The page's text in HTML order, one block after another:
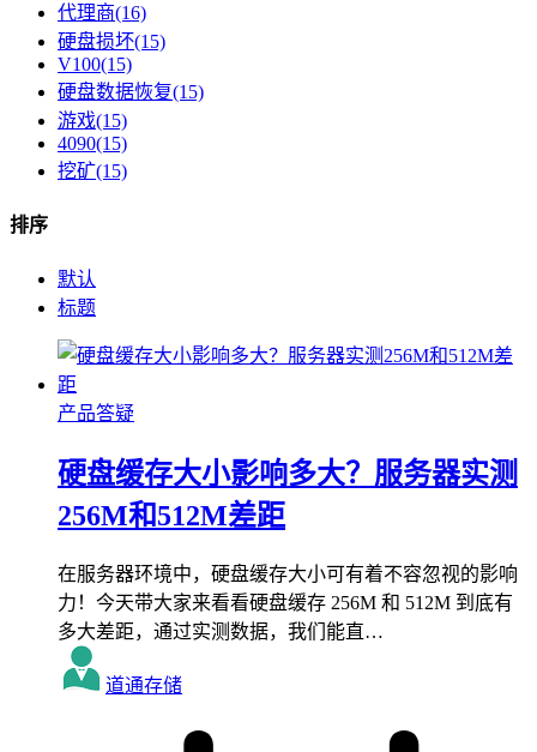
代理商(16)
硬盘损坏(15)
V100(15)
硬盘数据恢复(15)
游戏(15)
4090(15)
挖矿(15)
排序
默认
标题
产品答疑
硬盘缓存大小影响多大？服务器实测
256M和512M差距
在服务器环境中，硬盘缓存大小可有着不容忽视的影响
力！今天带大家来看看硬盘缓存 256M 和 512M 到底有
多大差距，通过实测数据，我们能直…
道通存储